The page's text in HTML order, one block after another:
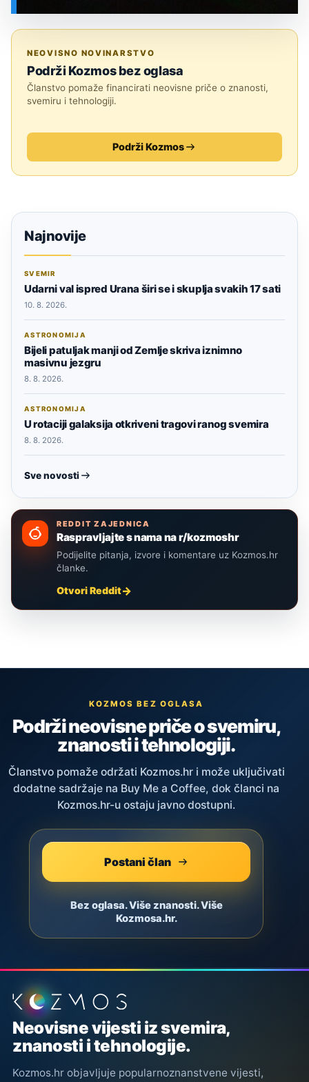
NEOVISNO NOVINARSTVO
Podrži Kozmos bez oglasa
Članstvo pomaže financirati neovisne priče o znanosti,
svemiru i tehnologiji.
Podrži Kozmos
Najnovije
SVEMIR
Udarni val ispred Urana širi se i skuplja svakih 17 sati
10. 8. 2026.
ASTRONOMIJA
Bijeli patuljak manji od Zemlje skriva iznimno
masivnu jezgru
8. 8. 2026.
ASTRONOMIJA
U rotaciji galaksija otkriveni tragovi ranog svemira
8. 8. 2026.
Sve novosti
REDDIT ZAJEDNICA
Raspravljajte s nama na r/kozmoshr
Podijelite pitanja, izvore i komentare uz Kozmos.hr
članke.
Otvori Reddit
KOZMOS BEZ OGLASA
Podrži neovisne priče o svemiru,
znanosti i tehnologiji.
Članstvo pomaže održati Kozmos.hr i može uključivati
dodatne sadržaje na Buy Me a Coffee, dok članci na
Kozmos.hr-u ostaju javno dostupni.
Postani član
Bez oglasa. Više znanosti. Više
Kozmosa.hr.
Podnožje stranice
Neovisne vijesti iz svemira,
znanosti i tehnologije.
Kozmos.hr objavljuje popularnoznanstvene vijesti,